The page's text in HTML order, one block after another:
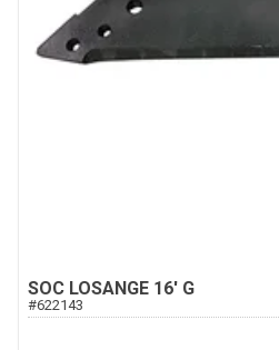
SOC LOSANGE 16' G
#622143